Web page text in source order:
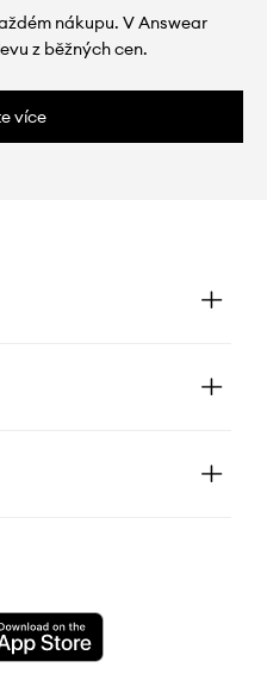
nákupu. V Answear
z běžných cen.
více